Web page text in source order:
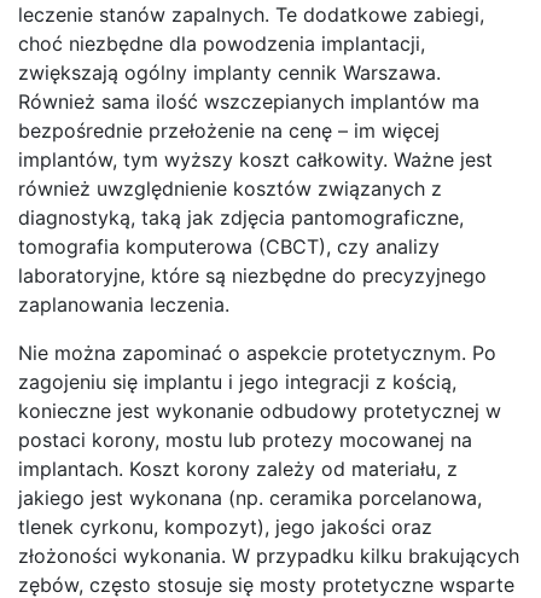
leczenie stanów zapalnych. Te dodatkowe zabiegi,
choć niezbędne dla powodzenia implantacji,
zwiększają ogólny implanty cennik Warszawa.
Również sama ilość wszczepianych implantów ma
bezpośrednie przełożenie na cenę – im więcej
implantów, tym wyższy koszt całkowity. Ważne jest
również uwzględnienie kosztów związanych z
diagnostyką, taką jak zdjęcia pantomograficzne,
tomografia komputerowa (CBCT), czy analizy
laboratoryjne, które są niezbędne do precyzyjnego
zaplanowania leczenia.
Nie można zapominać o aspekcie protetycznym. Po
zagojeniu się implantu i jego integracji z kością,
konieczne jest wykonanie odbudowy protetycznej w
postaci korony, mostu lub protezy mocowanej na
implantach. Koszt korony zależy od materiału, z
jakiego jest wykonana (np. ceramika porcelanowa,
tlenek cyrkonu, kompozyt), jego jakości oraz
złożoności wykonania. W przypadku kilku brakujących
zębów, często stosuje się mosty protetyczne wsparte